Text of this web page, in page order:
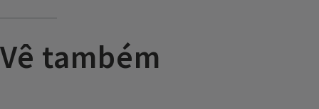
Vê também